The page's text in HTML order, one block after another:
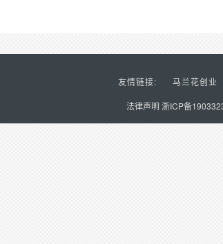
友情链接: 马兰花创业
法律声明 浙ICP备